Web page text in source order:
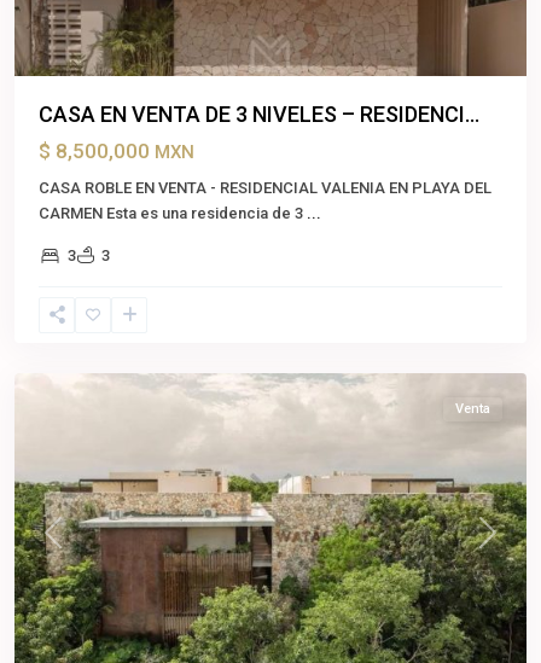
CASA EN VENTA DE 3 NIVELES – RESIDENCI...
$ 8,500,000 MXN
CASA ROBLE EN VENTA - RESIDENCIAL VALENIA EN PLAYA DEL
CARMEN Esta es una residencia de 3 ...
3 3
Zama
Previous Next
Venta